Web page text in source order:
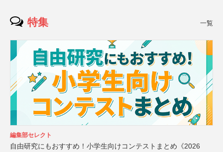
特集 一覧
編集部セレクト
自由研究にもおすすめ！小学生向けコンテストまとめ《2026